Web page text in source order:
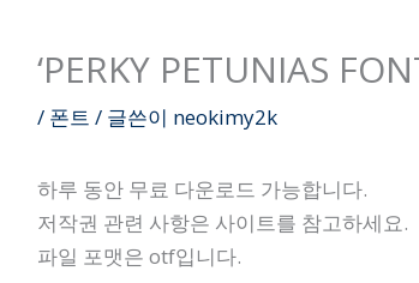
‘PERKY PETUNIAS
/ 폰트 / 글쓴이 neokimy2k
하루 동안 무료 다운로드 가능합니다.
저작권 관련 사항은 사이트를 참고하세요.
파일 포맷은 otf입니다.